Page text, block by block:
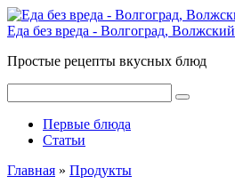
Перейти
к
Еда без вреда - Волгоград, Волжский
Простые рецепты вкусных блюд
Первые блюда
Статьи
Главная » Продукты